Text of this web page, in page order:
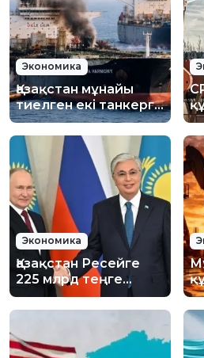
Экономика
Қазақстан мұнайы
тиелген екі танкерге
шабуыл жасалды:
Министрліктер не
дейді?
Экономика
Қазақстан Ресейге
225 млрд теңге
қарыз береді